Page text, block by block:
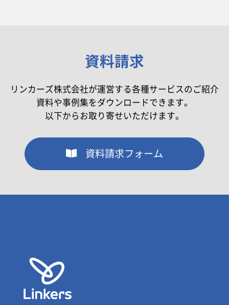
資料請求
リンカーズ株式会社が運営する各種サービスのご紹介
資料や事例集をダウンロードできます。
以下からお取り寄せいただけます。
資料請求フォーム